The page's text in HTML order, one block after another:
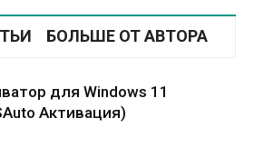
БОЛЬШЕ ОТ АВТОРА
для Windows 11
Активация)